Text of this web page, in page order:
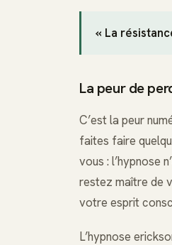
« La
La peur de
C’est la peur
faites faire
vous : l’hypnose
restez maître de
votre esprit
L’hypnose